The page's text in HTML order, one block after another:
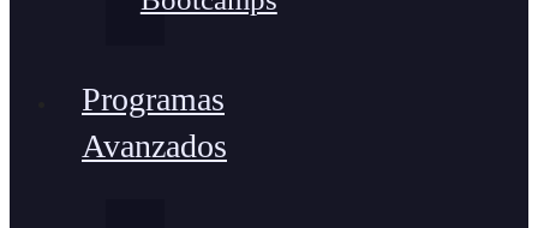
Programas
Avanzados